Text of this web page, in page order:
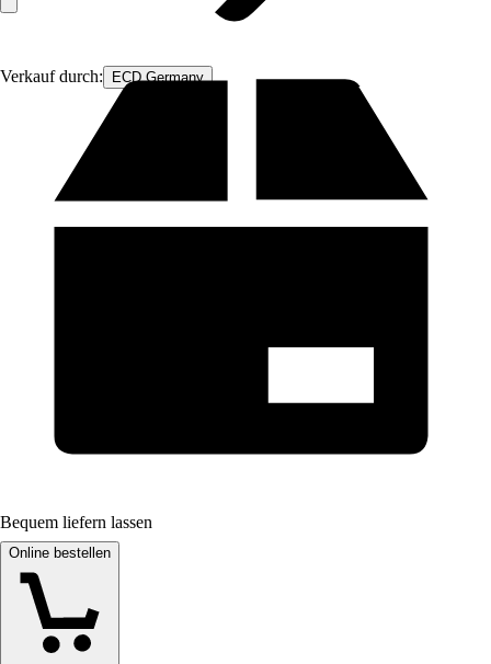
Verkauf durch: ECD Germany
Bequem liefern lassen
Online bestellen